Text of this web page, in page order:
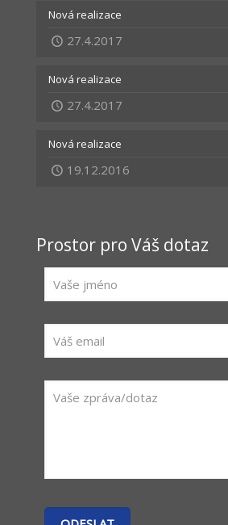
Nová realizace
27.4.2017
Nová realizace
27.4.2017
Nová realizace
19.12.2016
Prostor pro Váš dotaz